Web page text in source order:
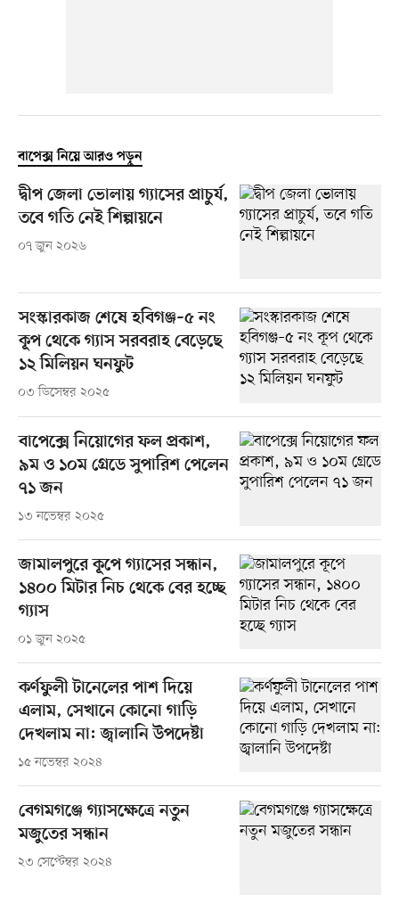
বাপেক্স নিয়ে আরও পড়ুন
দ্বীপ জেলা ভোলায় গ্যাসের প্রাচুর্য,
তবে গতি নেই শিল্পায়নে
০৭ জুন ২০২৬
সংস্কারকাজ শেষে হবিগঞ্জ–৫ নং
কূপ থেকে গ্যাস সরবরাহ বেড়েছে
১২ মিলিয়ন ঘনফুট
০৩ ডিসেম্বর ২০২৫
বাপেক্সে নিয়োগের ফল প্রকাশ,
৯ম ও ১০ম গ্রেডে সুপারিশ পেলেন
৭১ জন
১৩ নভেম্বর ২০২৫
জামালপুরে কূপে গ্যাসের সন্ধান,
১৪০০ মিটার নিচ থেকে বের হচ্ছে
গ্যাস
০১ জুন ২০২৫
কর্ণফুলী টানেলের পাশ দিয়ে
এলাম, সেখানে কোনো গাড়ি
দেখলাম না: জ্বালানি উপদেষ্টা
১৫ নভেম্বর ২০২৪
বেগমগঞ্জে গ্যাসক্ষেত্রে নতুন
মজুতের সন্ধান
২৩ সেপ্টেম্বর ২০২৪